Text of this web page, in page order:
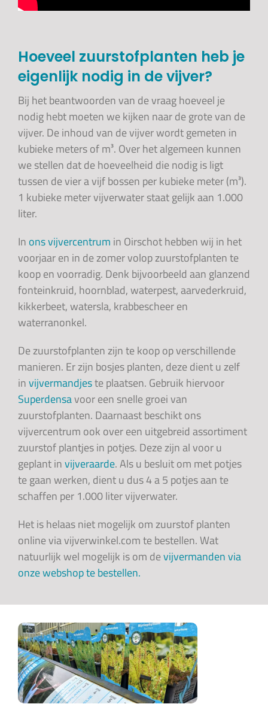
Hoeveel zuurstofplanten heb je
eigenlijk nodig in de vijver?
Bij het beantwoorden van de vraag hoeveel je
nodig hebt moeten we kijken naar de grote van de
vijver. De inhoud van de vijver wordt gemeten in
kubieke meters of m³. Over het algemeen kunnen
we stellen dat de hoeveelheid die nodig is ligt
tussen de vier a vijf bossen per kubieke meter (m³).
1 kubieke meter vijverwater staat gelijk aan 1.000
liter.
In ons vijvercentrum in Oirschot hebben wij in het
voorjaar en in de zomer volop zuurstofplanten te
koop en voorradig. Denk bijvoorbeeld aan glanzend
fonteinkruid, hoornblad, waterpest, aarvederkruid,
kikkerbeet, watersla, krabbescheer en
waterranonkel.
De zuurstofplanten zijn te koop op verschillende
manieren. Er zijn bosjes planten, deze dient u zelf
invijvermandjeste plaatsen. Gebruik hiervoor
Superdensavoor een snelle groei van
zuurstofplanten. Daarnaast beschikt ons
vijvercentrum ook over een uitgebreid assortiment
zuurstof plantjes in potjes. Deze zijn al voor u
geplant invijveraarde. Als u besluit om met potjes
te gaan werken, dient u dus 4 a 5 potjes aan te
schaffen per 1.000 liter vijverwater.
Het is helaas niet mogelijk om zuurstof planten
online via vijverwinkel.com te bestellen. Wat
natuurlijk wel mogelijk is om devijvermanden via
onze webshop te bestellen.